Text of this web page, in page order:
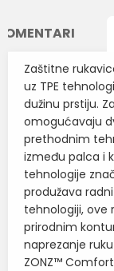
Zaštitne
uz TPE
dužinu prstiju.
omogućavaju
prethodnim
između palca i
tehnologije
produžava radni
tehnologiji, ove
prirodnim
naprezanje
ZONZ™